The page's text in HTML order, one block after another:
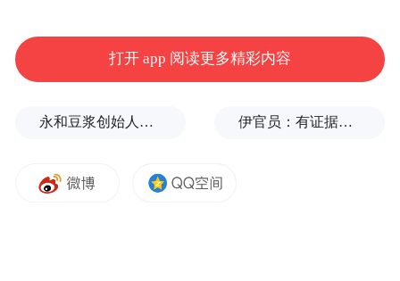
打开 app 阅读更多精彩内容
永和豆浆创始人林炳生逝世，享年70岁 伊官员：有证据显示美军使用磷弹轰炸伊朗多地